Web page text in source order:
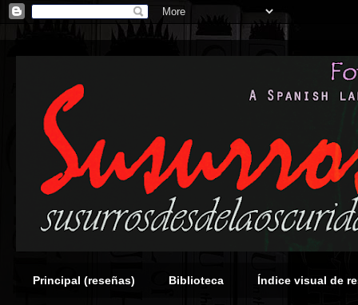
Principal (reseñas) Biblioteca Índice visual de